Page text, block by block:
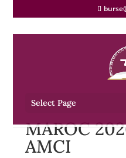
Select Page
MAROC
AMCI